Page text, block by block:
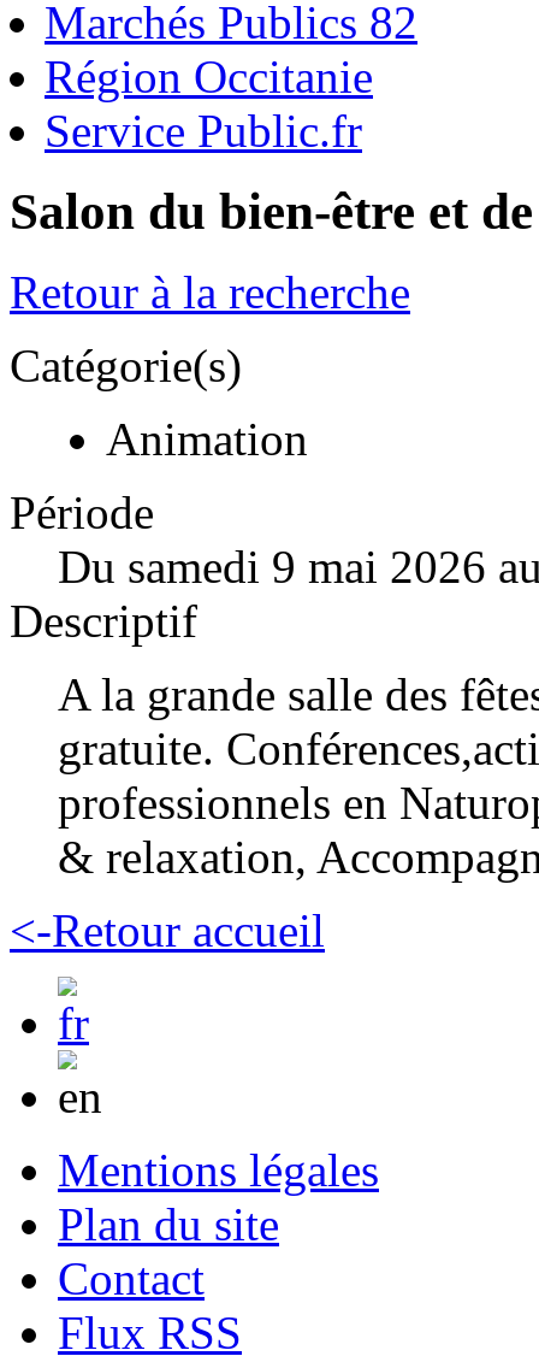
Marchés Publics 82
Région Occitanie
Service Public.fr
Salon du bien-être et
Retour à la recherche
Catégorie(s)
Animation
Période
Du samedi 9 mai 2026
Descriptif
A la grande salle des
gratuite.
professionnels en
& relaxation,
<-Retour accueil
Mentions légales
Plan du site
Contact
Flux RSS